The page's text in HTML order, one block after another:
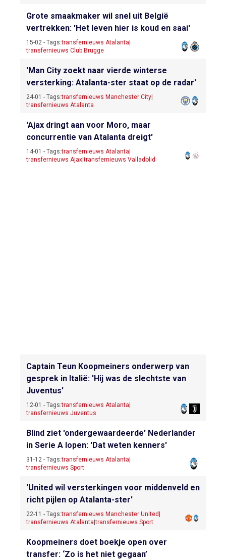
Grote smaakmaker wil snel uit België
vertrekken: 'Het leven hier is koud en saai'
15-02 - Tags:transfernieuws Atalanta|
transfernieuws Club Brugge
'Man City zoekt naar vierde winterse
versterking: Atalanta-ster staat op de radar'
24-01 - Tags:transfernieuws Manchester City|
transfernieuws Atalanta
'Ajax dringt aan voor Moro, maar
concurrentie van Atalanta dreigt'
14-01 - Tags:transfernieuws Atalanta|
transfernieuws Ajax|transfernieuws Valladolid
Captain Teun Koopmeiners onderwerp van
gesprek in Italië: 'Hij was de slechtste van
Juventus'
12-01 - Tags:transfernieuws Atalanta|
transfernieuws Juventus
Blind ziet 'ondergewaardeerde' Nederlander
in Serie A lopen: 'Dat weten kenners'
31-12 - Tags:transfernieuws Atalanta|
transfernieuws Sport
'United wil versterkingen voor middenveld en
richt pijlen op Atalanta-ster'
22-11 - Tags:transfernieuws Manchester United |
transfernieuws Atalanta|transfernieuws Sport
Koopmeiners doet boekje open over
transfer: ‘Zo is het niet gegaan’